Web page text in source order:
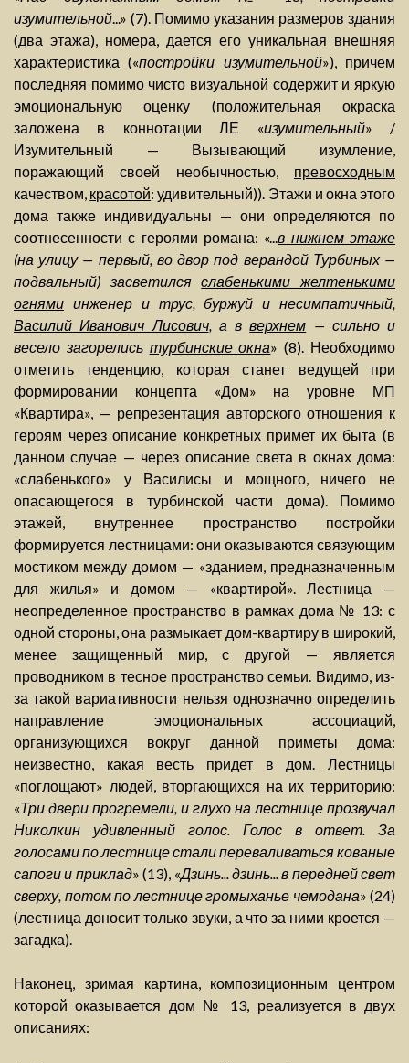
изумительной...» (7). Помимо указания размеров здания
(два этажа), номера, дается его уникальная внешняя
характеристика («постройки изумительной»), причем
последняя помимо чисто визуальной содержит и яркую
эмоциональную оценку (положительная окраска
заложена в коннотации ЛЕ «изумительный» /
Изумительный — Вызывающий изумление,
поражающий своей необычностью, превосходным
качеством, красотой: удивительный)). Этажи и окна этого
дома также индивидуальны — они определяются по
соотнесенности с героями романа: «...в нижнем этаже
(на улицу — первый, во двор под верандой Турбиных —
подвальный) засветилсяслабенькими желтенькими
огнями инженер и трус, буржуй и несимпатичный,
Василий Иванович Лисович, а вверхнем — сильно и
весело загорелись турбинские окна» (8). Необходимо
отметить тенденцию, которая станет ведущей при
формировании концепта «Дом» на уровне МП
«Квартира», — репрезентация авторского отношения к
героям через описание конкретных примет их быта (в
данном случае — через описание света в окнах дома:
«слабенького» у Василисы и мощного, ничего не
опасающегося в турбинской части дома). Помимо
этажей, внутреннее пространство постройки
формируется лестницами: они оказываются связующим
мостиком между домом — «зданием, предназначенным
для жилья» и домом — «квартирой». Лестница —
неопределенное пространство в рамках дома № 13: с
одной стороны, она размыкает дом-квартиру в широкий,
менее защищенный мир, с другой — является
проводником в тесное пространство семьи. Видимо, из-
за такой вариативности нельзя однозначно определить
направление эмоциональных ассоциаций,
организующихся вокруг данной приметы дома:
неизвестно, какая весть придет в дом. Лестницы
«поглощают» людей, вторгающихся на их территорию:
«Три двери прогремели, и глухо на лестнице прозвучал
Николкин удивленный голос. Голос в ответ. За
голосами по лестнице стали переваливаться кованые
сапоги и приклад» (13), «Дзинь... дзинь... в передней свет
сверху, потом по лестнице громыханье чемодана» (24)
(лестница доносит только звуки, а что за ними кроется —
загадка).
Наконец, зримая картина, композиционным центром
которой оказывается дом № 13, реализуется в двух
описаниях: